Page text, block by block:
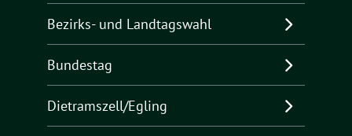
Bezirks- und Landtagswahl
Bundestag
Dietramszell/Egling